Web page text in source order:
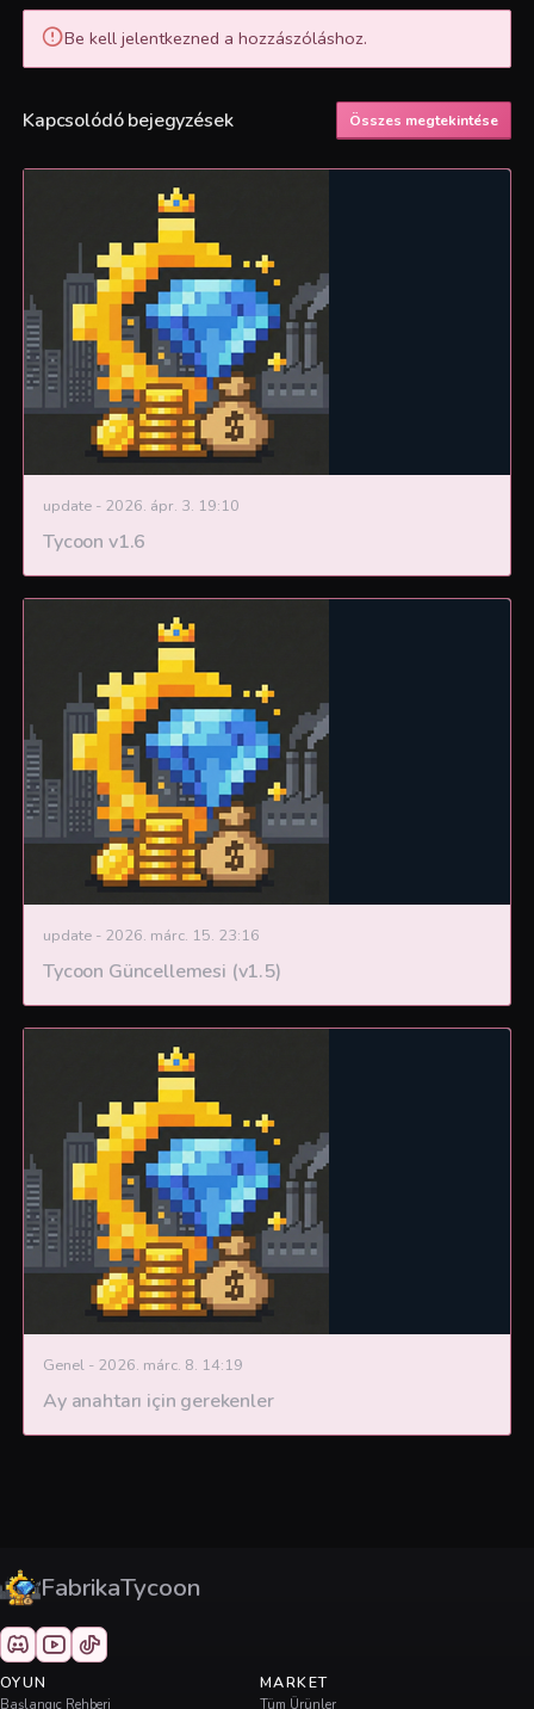
Be kell jelentkezned a hozzászóláshoz.
Kapcsolódó bejegyzések Összes megtekintése
update - 2026. ápr. 3. 19:10
Tycoon v1.6
update - 2026. márc. 15. 23:16
Tycoon Güncellemesi (v1.5)
Genel - 2026. márc. 8. 14:19
Ay anahtarı için gerekenler
FabrikaTycoon
OYUN
Başlangıç Rehberi
MARKET
Tüm Ürünler